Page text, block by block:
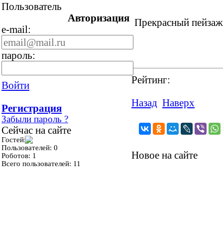
Пользователь
Авторизация
e-mail:
пароль:
Войти
Регистрация
Забыли пароль ?
Сейчас на сайте
Гостей: 0
Пользователей: 0
Роботов: 1
Всего пользователей: 11
Прекрасный
Рейтинг:
Назад Наверх
Новое на сайте